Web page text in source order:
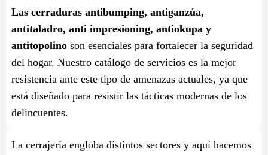
Las cerraduras antibumping, antiganzúa,
antitaladro, anti impresioning, antiokupa y
antitopolino son esenciales para fortalecer la seguridad
del hogar. Nuestro catálogo de servicios es la mejor
resistencia ante este tipo de amenazas actuales, ya que
está diseñado para resistir las tácticas modernas de los
delincuentes.
La cerrajería engloba distintos sectores y aquí hacemos